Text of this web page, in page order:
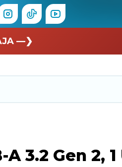
—❯
3.2 Gen 2, 1